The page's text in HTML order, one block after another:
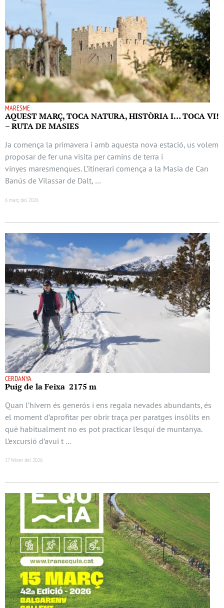
MARESME
AQUEST MARÇ, TOCA NATURA, HISTÒRIA I… TOCA VI!
– RUTA DE MASIES
Ja comença la primavera i amb aquesta nova estació, us volem
proposar de fer una visita per camins de terra i
vinyes maresmenques. L’itinerari comença a la Masia de Can
Banús de Vilassar de Dalt, …
6 març del 2026
CERDANYA
Puig de la Feixa 2175 m
Quan l’hivern és generós i ens regala nevades abundants, és
el moment d’aprofitar per obrir traça per paratges insòlits en
què habitualment no es pot practicar l’esquí de muntanya.
L’excursió d’avui t …
27 febrer del 2026